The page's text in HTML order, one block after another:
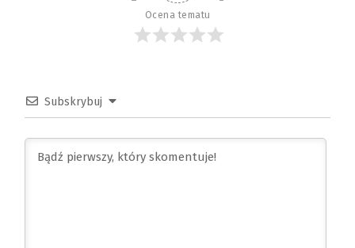
Ocena tematu
Subskrybuj